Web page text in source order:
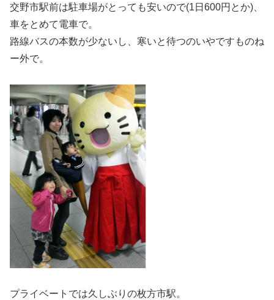
交野市駅前は駐車場がとっても安いので(1日600円とか)、
車をとめて電車で。
路線バスの本数が少ないし、寒いと待つのいやですものね
ー外で。
プライベートでは久しぶりの枚方市駅。